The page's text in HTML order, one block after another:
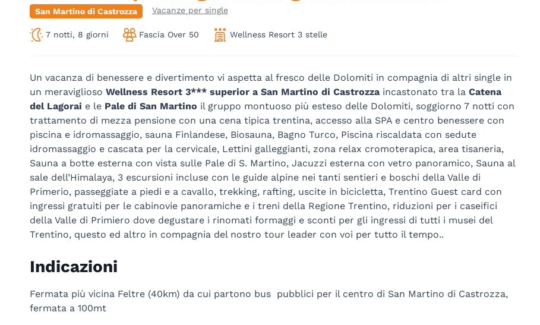
San Martino di Castrozza Vacanze per single
7 notti, 8 giorni Fascia Over 50 Wellness Resort 3 stelle
Un vacanza di benessere e divertimento vi aspetta al fresco delle Dolomiti in compagnia di altri single in
un meraviglioso Wellness Resort 3*** superior a San Martino di Castrozzaincastonato tra la Catena
del Lagorai e le Pale di San Martino il gruppo montuoso più esteso delle Dolomiti, soggiorno 7 notti con
trattamento di mezza pensione con una cena tipica trentina, accesso alla SPA e centro benessere con
piscina e idromassaggio, sauna Finlandese, Biosauna, Bagno Turco, Piscina riscaldata con sedute
idromassaggio e cascata per la cervicale, Lettini galleggianti, zona relax cromoterapica, area tisaneria,
Sauna a botte esterna con vista sulle Pale di S. Martino, Jacuzzi esterna con vetro panoramico, Sauna al
sale dell’Himalaya, 3 escursioni incluse con le guide alpine nei tanti sentieri e boschi della Valle di
Primerio, passeggiate a piedi e a cavallo, trekking, rafting, uscite in bicicletta, Trentino Guest card con
ingressi gratuiti per le cabinovie panoramiche e i treni della Regione Trentino, riduzioni per i caseifici
della Valle di Primiero dove degustare i rinomati formaggi e sconti per gli ingressi di tutti i musei del
Trentino, questo ed altro in compagnia del nostro tour leader con voi per tutto il tempo..
Indicazioni
Fermata più vicina Feltre (40km) da cui partono bus pubblici per il centro di San Martino di Castrozza,
fermata a 100mt